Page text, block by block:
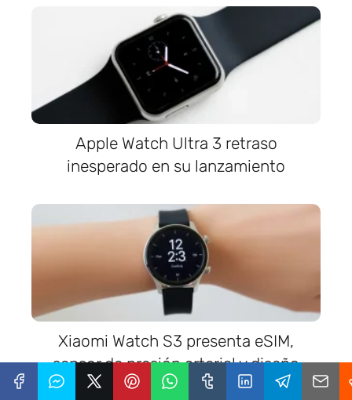
Apple Watch Ultra 3 retraso
inesperado en su lanzamiento
Xiaomi Watch S3 presenta eSIM,
sensor de presión arterial y diseño
moderno